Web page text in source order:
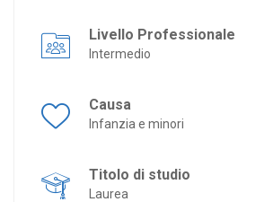
Livello Professionale
Intermedio
Causa
Infanzia e minori
Titolo di studio
Laurea